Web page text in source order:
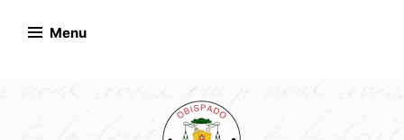
Menu